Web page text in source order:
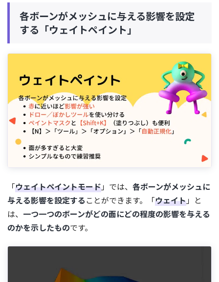
各ボーンがメッシュに与える影響を設定
する「ウェイトペイント」
「ウェイトペイントモード」では、 各ボーンがメッシュに
与える影響を設定する ことができます。「ウェイト」と
は、 一つ一つのボーンがどの面にどの程度の影響を与える
のかを示したものです。